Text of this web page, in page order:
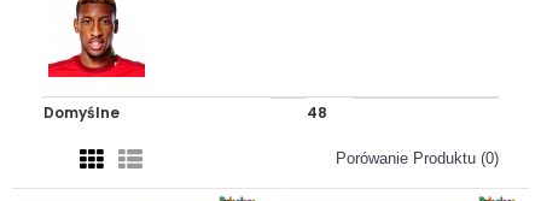
Porówanie Produktu (0)